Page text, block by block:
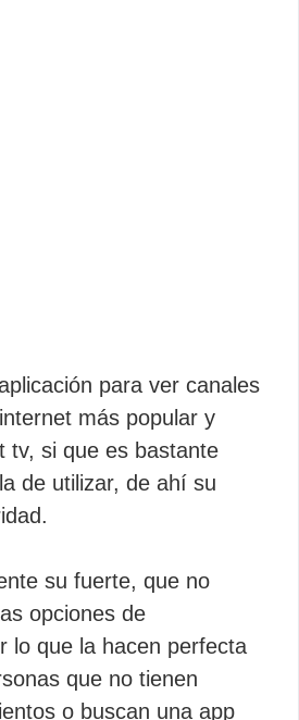
para ver canales
más popular y
tv, si que es bastante
de utilizar, de ahí su
su fuerte, que no
opciones de
lo que la hacen perfecta
que no tienen
o buscan una app